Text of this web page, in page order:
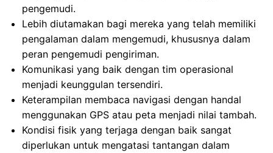
pengemudi.
Lebih diutamakan bagi mereka yang telah memiliki
pengalaman dalam mengemudi, khususnya dalam
peran pengemudi pengiriman.
Komunikasi yang baik dengan tim operasional
menjadi keunggulan tersendiri.
Keterampilan membaca navigasi dengan handal
menggunakan GPS atau peta menjadi nilai tambah.
Kondisi fisik yang terjaga dengan baik sangat
diperlukan untuk mengatasi tantangan dalam